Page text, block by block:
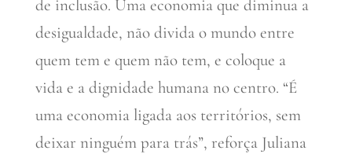
de inclusão. Uma economia que diminua a
desigualdade, não divida o mundo entre
quem tem e quem não tem, e coloque a
vida e a dignidade humana no centro. “É
uma economia ligada aos territórios, sem
deixar ninguém para trás”, reforça Juliana